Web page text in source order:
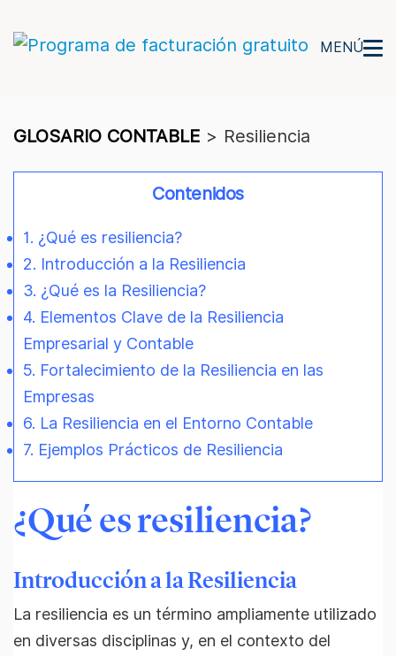
MENÚ
GLOSARIO CONTABLE > Resiliencia
Contenidos
1. ¿Qué es resiliencia?
2. Introducción a la Resiliencia
3. ¿Qué es la Resiliencia?
4. Elementos Clave de la Resiliencia
Empresarial y Contable
5. Fortalecimiento de la Resiliencia en las
Empresas
6. La Resiliencia en el Entorno Contable
7. Ejemplos Prácticos de Resiliencia
¿Qué es resiliencia?
Introducción a la Resiliencia
La resiliencia es un término ampliamente utilizado
en diversas disciplinas y, en el contexto del